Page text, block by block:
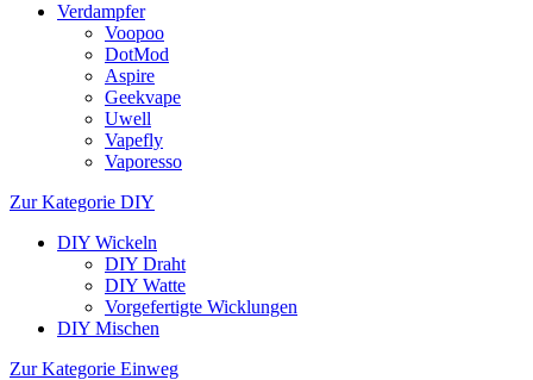
Verdampfer
Voopoo
DotMod
Aspire
Geekvape
Uwell
Vapefly
Vaporesso
Zur Kategorie DIY
DIY Wickeln
DIY Draht
DIY Watte
Vorgefertigte Wicklungen
DIY Mischen
Zur Kategorie Einweg